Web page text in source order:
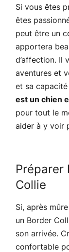
Si vous êtes
êtes
peut être un
apportera
d’affection. Il
aventures et
et sa capacité
est un chien
pour tout le
aider à y voir
Préparer
Collie
Si, après
un Border
son arrivée.
confortable